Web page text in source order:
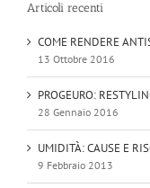
Articoli recenti
COME RENDERE
13 Ottobre 2016
PROGEURO:
28 Gennaio 2016
UMIDITÀ: CAUSE E
9 Febbraio 2013